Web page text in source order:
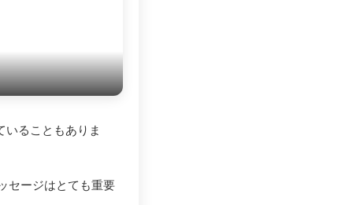
いることもありま
セージはとても重要